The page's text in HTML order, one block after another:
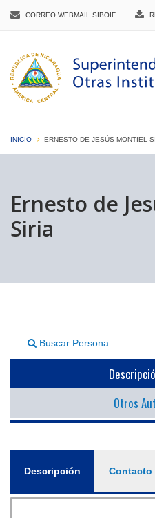
CORREO WEBMAIL SIBOIF
INICIO ERNESTO DE JESÚS MONTIEL
Ernesto de
Siria
Buscar Persona
Otros
Descripción (solapaContacto